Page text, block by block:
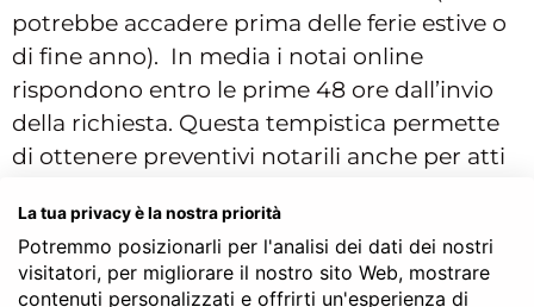
potrebbe accadere prima delle ferie estive o
di fine anno). In media i notai online
rispondono entro le prime 48 ore dall’invio
della richiesta. Questa tempistica permette
di ottenere preventivi notarili anche per atti
SERVE LA CONSULENZA DEL NOTAIO?
La tua privacy è la nostra priorità
Potremmo posizionarli per l'analisi dei dati dei nostri
visitatori, per migliorare il nostro sito Web, mostrare
contenuti personalizzati e offrirti un'esperienza di